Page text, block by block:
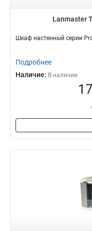
Lanmaster
Шкаф настенный серии
Подробнее
Наличие: В наличии